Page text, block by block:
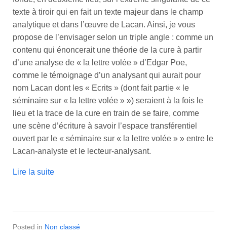
texte à tiroir qui en fait un texte majeur dans le champ
analytique et dans l’œuvre de Lacan. Ainsi, je vous
propose de l’envisager selon un triple angle : comme un
contenu qui énoncerait une théorie de la cure à partir
d’une analyse de « la lettre volée » d’Edgar Poe,
comme le témoignage d’un analysant qui aurait pour
nom Lacan dont les « Ecrits » (dont fait partie « le
séminaire sur « la lettre volée » ») seraient à la fois le
lieu et la trace de la cure en train de se faire, comme
une scène d’écriture à savoir l’espace transférentiel
ouvert par le « séminaire sur « la lettre volée » » entre le
Lacan-analyste et le lecteur-analysant.
Lire la suite
Posted in Non classé